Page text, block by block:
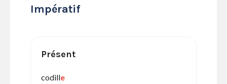
Impératif
Présent
codille